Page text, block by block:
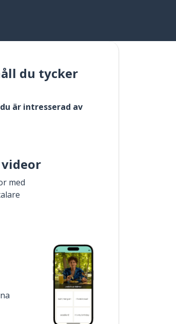
du tycker
är intresserad av
med